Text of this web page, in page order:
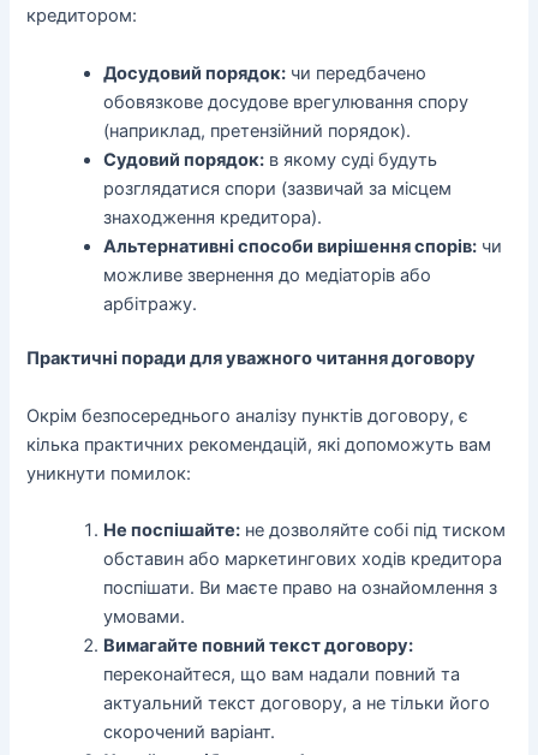
кредитором:
Досудовий порядок: чи передбачено
обовязкове досудове врегулювання спору
(наприклад, претензійний порядок).
Судовий порядок: в якому суді будуть
розглядатися спори (зазвичай за місцем
знаходження кредитора).
Альтернативні способи вирішення спорів: чи
можливе звернення до медіаторів або
арбітражу.
Практичні поради для уважного читання договору
Окрім безпосереднього аналізу пунктів договору, є
кілька практичних рекомендацій, які допоможуть вам
уникнути помилок:
Не поспішайте: не дозволяйте собі під тиском
обставин або маркетингових ходів кредитора
поспішати. Ви маєте право на ознайомлення з
умовами.
Вимагайте повний текст договору:
переконайтеся, що вам надали повний та
актуальний текст договору, а не тільки його
скорочений варіант.